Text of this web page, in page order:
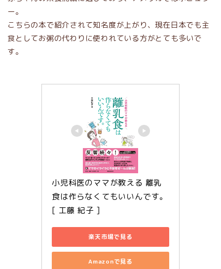
ー。
こちらの本で紹介されて知名度が上がり、現在日本でも主
食としてお粥の代わりに使われている方がとても多いで
す。
小児科医のママが教える 離乳
食は作らなくてもいいんです。
[ 工藤 紀子 ]
楽天市場で見る
Amazonで見る